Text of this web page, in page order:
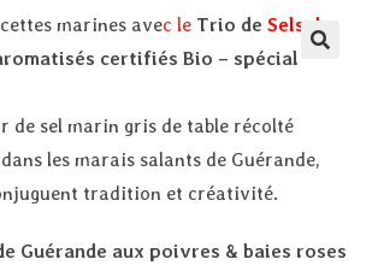
marines avec le Trio deSels de
certifiés Bio – spécial
de sel marin gris de table récolté
les marais salants de Guérande,
tradition et créativité.
Guérande aux poivres & baies roses